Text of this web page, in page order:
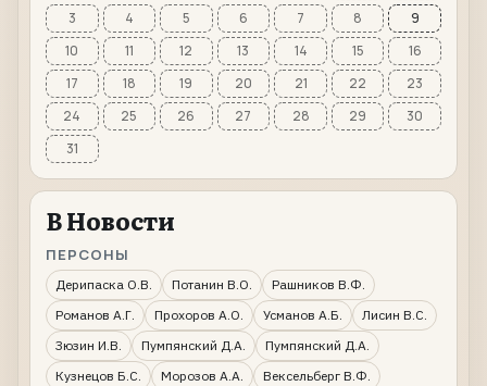
3
4 5 6 7 8
9
10
11 12 13 14 15
16
17
18 19 20 21 22
23
24
25 26 27 28 29
30
31
В Новости
ПЕРСОНЫ
Дерипаска О.В. Потанин В.О.
Рашников В.Ф.
Романов А.Г.
Прохоров А.О. Усманов А.Б.
Лисин В.С.
Зюзин И.В.
Пумпянский Д.А.
Пумпянский Д.А.
Кузнецов Б.С.
Морозов А.А.
Вексельберг В.Ф.